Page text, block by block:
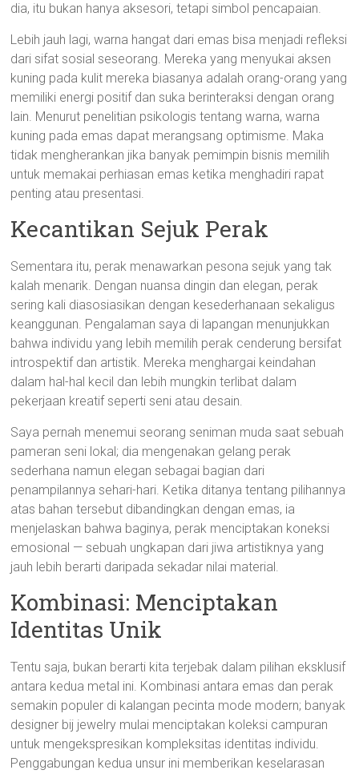
dia, itu bukan hanya aksesori, tetapi simbol pencapaian.
Lebih jauh lagi, warna hangat dari emas bisa menjadi refleksi
dari sifat sosial seseorang. Mereka yang menyukai aksen
kuning pada kulit mereka biasanya adalah orang-orang yang
memiliki energi positif dan suka berinteraksi dengan orang
lain. Menurut penelitian psikologis tentang warna, warna
kuning pada emas dapat merangsang optimisme. Maka
tidak mengherankan jika banyak pemimpin bisnis memilih
untuk memakai perhiasan emas ketika menghadiri rapat
penting atau presentasi.
Kecantikan Sejuk Perak
Sementara itu, perak menawarkan pesona sejuk yang tak
kalah menarik. Dengan nuansa dingin dan elegan, perak
sering kali diasosiasikan dengan kesederhanaan sekaligus
keanggunan. Pengalaman saya di lapangan menunjukkan
bahwa individu yang lebih memilih perak cenderung bersifat
introspektif dan artistik. Mereka menghargai keindahan
dalam hal-hal kecil dan lebih mungkin terlibat dalam
pekerjaan kreatif seperti seni atau desain.
Saya pernah menemui seorang seniman muda saat sebuah
pameran seni lokal; dia mengenakan gelang perak
sederhana namun elegan sebagai bagian dari
penampilannya sehari-hari. Ketika ditanya tentang pilihannya
atas bahan tersebut dibandingkan dengan emas, ia
menjelaskan bahwa baginya, perak menciptakan koneksi
emosional — sebuah ungkapan dari jiwa artistiknya yang
jauh lebih berarti daripada sekadar nilai material.
Kombinasi: Menciptakan
Identitas Unik
Tentu saja, bukan berarti kita terjebak dalam pilihan eksklusif
antara kedua metal ini. Kombinasi antara emas dan perak
semakin populer di kalangan pecinta mode modern; banyak
designer bij jewelry mulai menciptakan koleksi campuran
untuk mengekspresikan kompleksitas identitas individu.
Penggabungan kedua unsur ini memberikan keselarasan